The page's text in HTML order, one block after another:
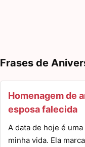
Frases de
Homenagem de
esposa falecida
A data de hoje é
minha vida. Ela